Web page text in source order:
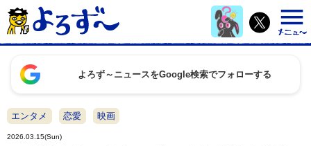
よろず～ニュースをGoogle検索でフォローする
エンタメ 恋愛 映画
2026.03.15(Sun)